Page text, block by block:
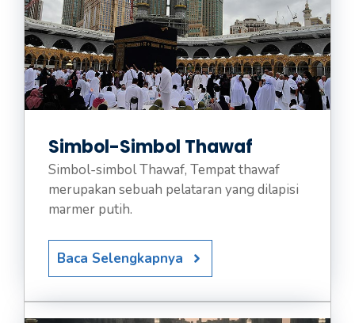
Simbol-Simbol Thawaf
Simbol-simbol Thawaf, Tempat thawaf
merupakan sebuah pelataran yang dilapisi
marmer putih.
Baca Selengkapnya